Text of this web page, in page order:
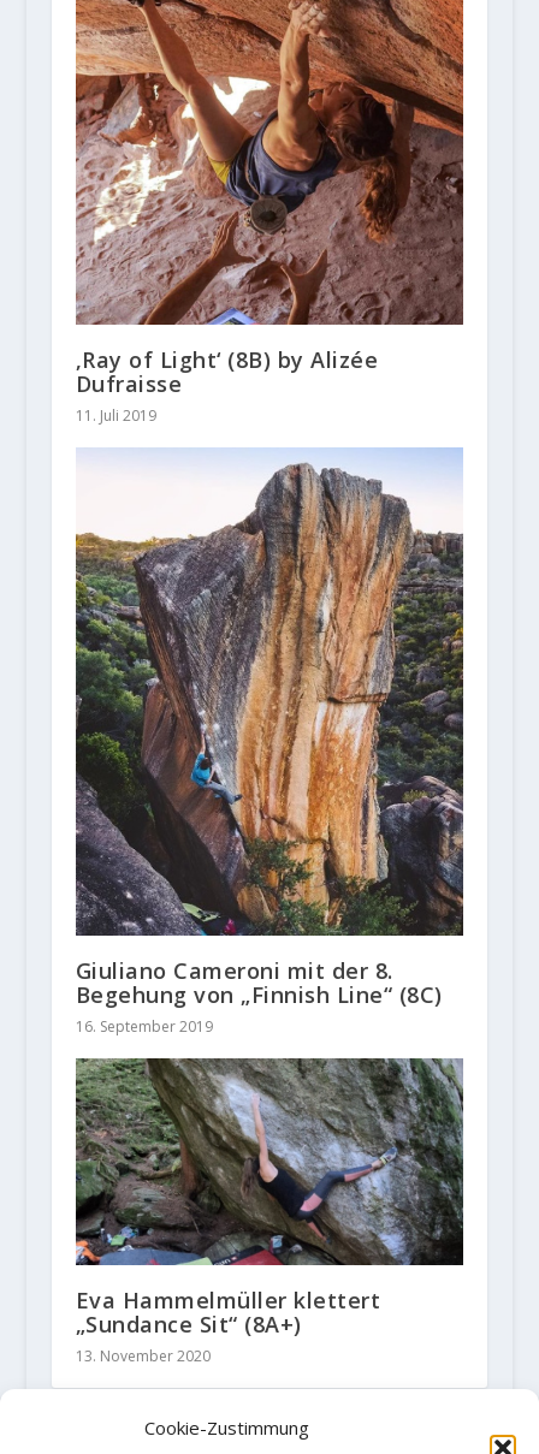
Cookie-Zustimmung
‚Ray of Light‘ (8B) by Alizée
Dufraisse
11. Juli 2019
Giuliano Cameroni mit der 8.
Begehung von „Finnish Line“ (8C)
16. September 2019
Eva Hammelmüller klettert
„Sundance Sit“ (8A+)
13. November 2020